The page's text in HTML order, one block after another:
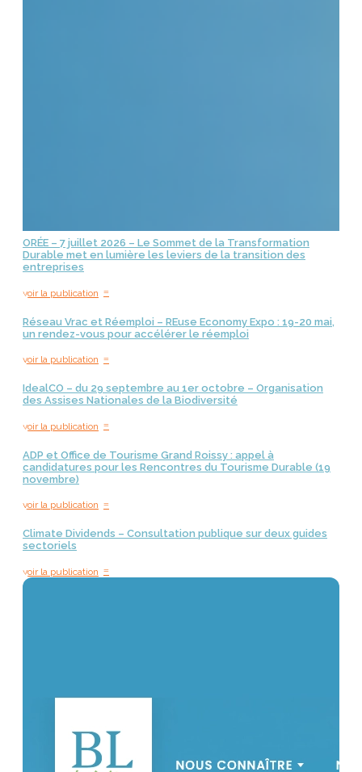
ORÉE – 7 juillet 2026 – Le Sommet de la Transformation
Durable met en lumière les leviers de la transition des
entreprises
voir la publication =
Réseau Vrac et Réemploi – REuse Economy Expo : 19-20 mai,
un rendez-vous pour accélérer le réemploi
voir la publication =
IdealCO – du 29 septembre au 1er octobre – Organisation
des Assises Nationales de la Biodiversité
voir la publication =
ADP et Office de Tourisme Grand Roissy : appel à
candidatures pour les Rencontres du Tourisme Durable (19
novembre)
voir la publication =
Climate Dividends – Consultation publique sur deux guides
sectoriels
voir la publication =